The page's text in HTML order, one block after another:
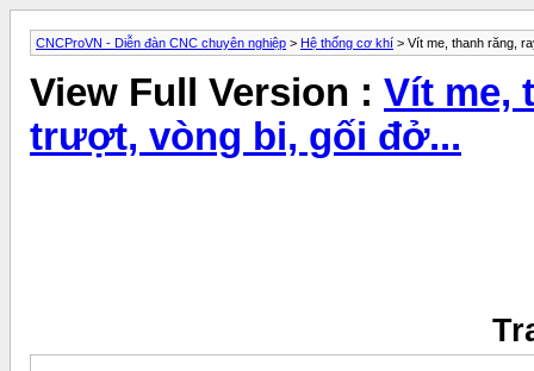
CNCProVN - Diễn đàn CNC chuyên nghiệp > Hệ thống cơ khí > Vít me, thanh răng,
View Full Version : Vít me,
trượt, vòng bi, gối đở...